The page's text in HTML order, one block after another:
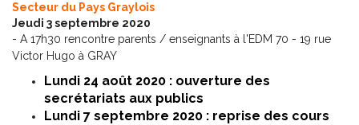
Secteur du Pays Graylois
Jeudi 3 septembre 2020
- A 17h30 rencontre parents / enseignants à l'EDM 70 - 19 rue
Victor Hugo à GRAY
Lundi 24 août 2020 : ouverture des
secrétariats aux publics
Lundi 7 septembre 2020 : reprise des cours